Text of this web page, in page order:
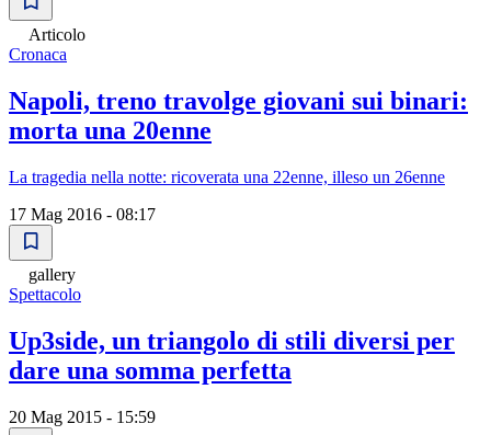
Articolo
Cronaca
Napoli, treno travolge giovani sui binari:
morta una 20enne
La tragedia nella notte: ricoverata una 22enne, illeso un 26enne
17 Mag 2016 - 08:17
gallery
Spettacolo
Up3side, un triangolo di stili diversi per
dare una somma perfetta
20 Mag 2015 - 15:59